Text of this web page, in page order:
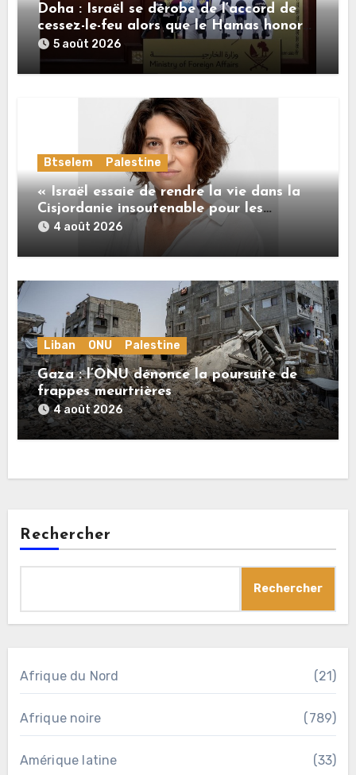
Doha : Israël se dérobe de l’accord de
cessez-le-feu alors que le Hamas honore
ses engagements
5 août 2026
Btselem Palestine
« Israël essaie de rendre la vie dans la
Cisjordanie insoutenable pour les
Palestiniens. »
4 août 2026
Liban ONU Palestine
Gaza : l’ONU dénonce la poursuite de
frappes meurtrières
4 août 2026
Rechercher
Rechercher
Afrique du Nord (21)
Afrique noire (789)
Amérique latine (33)